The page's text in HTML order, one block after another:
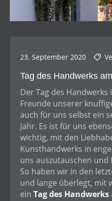
23. September 2020
Tag des Handwerks
Der Tag des
Freunde unserer
auch für uns selbst ein
Jahr. Es ist für uns
wichtig, mit den
Kunsthandwerks in
uns auszutauschen und
So haben wir in den
und lange überlegt, mit
ein Tag des Handwerks